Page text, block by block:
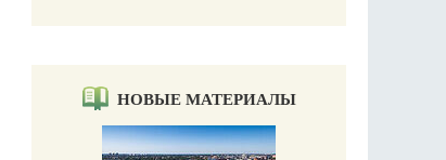
НОВЫЕ МАТЕРИАЛЫ